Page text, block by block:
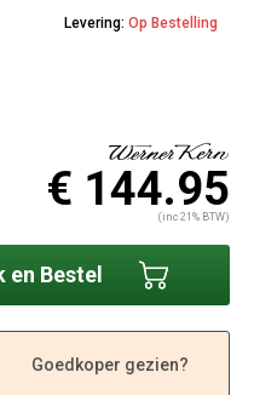
Levering: Op Bestelling
€ 144.95
(inc 21% BTW)
en Bestel
Goedkoper gezien?